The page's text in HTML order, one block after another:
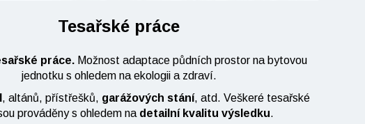
Tesařské práce
práce.Možnost adaptace půdních prostor na bytovou
jednotku s ohledem na ekologii a zdraví.
, altánů, přístřešků, garážových stání, atd. Veškeré tesařské
prováděny s ohledem na detailní kvalitu výsledku.